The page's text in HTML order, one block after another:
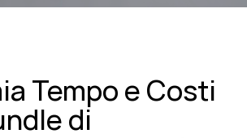
Tempo e Costi
di